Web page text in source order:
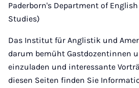
Paderborn's Department of
Studies)
Das Institut für Anglistik und
darum bemüht Gastdozentinnen
einzuladen und interessante
diesen Seiten finden Sie